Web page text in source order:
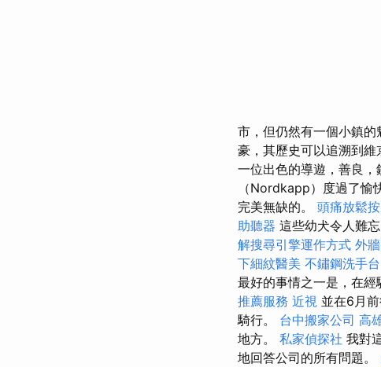
市，但仍然有一個小鎮
豪，其歷史可以追溯到
一位出色的導遊，善良
（Nordkapp）度過了愉
完美無缺的。 頭痛放鬆
助聽器 這些幼犬令人難
解搜尋引擎運作方式 外
下細紋醫美 不鏽鋼洗手台
最好的事情之一是，在
推薦服務 近視 並在6月
騎行。 台中搬家公司 高
地方。 私家偵探社 我對
地回答公司的所有問題。